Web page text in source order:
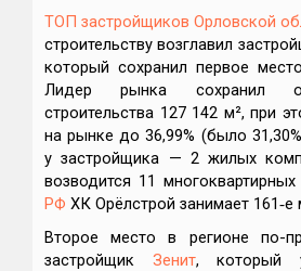
ТОП застройщиков Орловской
строительству возглавил
который сохранил первое
Лидер рынка сохранил
строительства 127 142 м², при
на рынке до 36,99% (было
у застройщика — 2 жилых
возводится 11
РФ ХК Орёлстрой занимает 161‑е
Второе место в регионе по-
застройщик Зенит, который